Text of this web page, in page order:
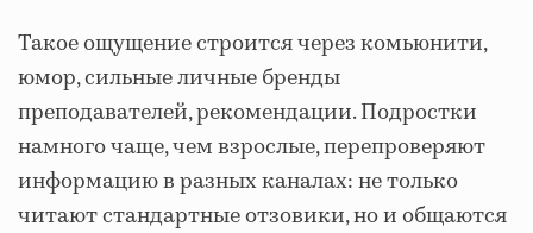
Такое ощущение строится через комьюнити,
юмор, сильные личные бренды
преподавателей, рекомендации. Подростки
намного чаще, чем взрослые, перепроверяют
информацию в разных каналах: не только
читают стандартные отзовики, но и общаются